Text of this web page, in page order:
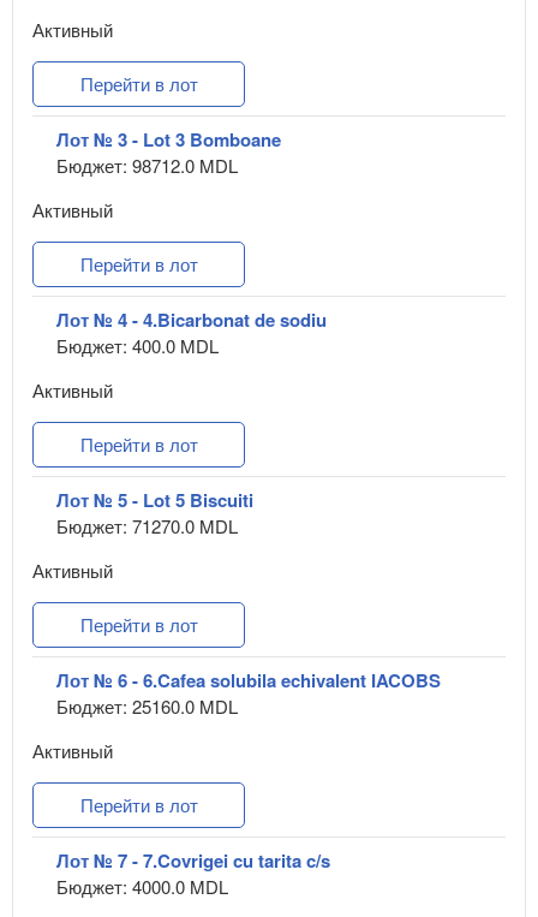
Активный
Перейти в лот
Лот № 3 - Lot 3 Bomboane
Бюджет: 98712.0 MDL
Активный
Перейти в лот
Лот № 4 - 4.Bicarbonat de sodiu
Бюджет: 400.0 MDL
Активный
Перейти в лот
Лот № 5 - Lot 5 Biscuiti
Бюджет: 71270.0 MDL
Активный
Перейти в лот
Лот № 6 - 6.Cafea solubila echivalent IACOBS
Бюджет: 25160.0 MDL
Активный
Перейти в лот
Лот № 7 - 7.Covrigei cu tarita c/s
Бюджет: 4000.0 MDL